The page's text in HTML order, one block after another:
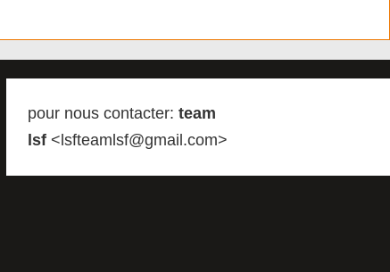
pour nous contacter:team
lsf <lsfteamlsf@gmail.com>